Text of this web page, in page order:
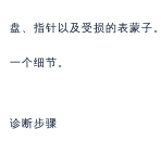
盘、指针以及受损的表蒙子
一个细节。
诊断步骤